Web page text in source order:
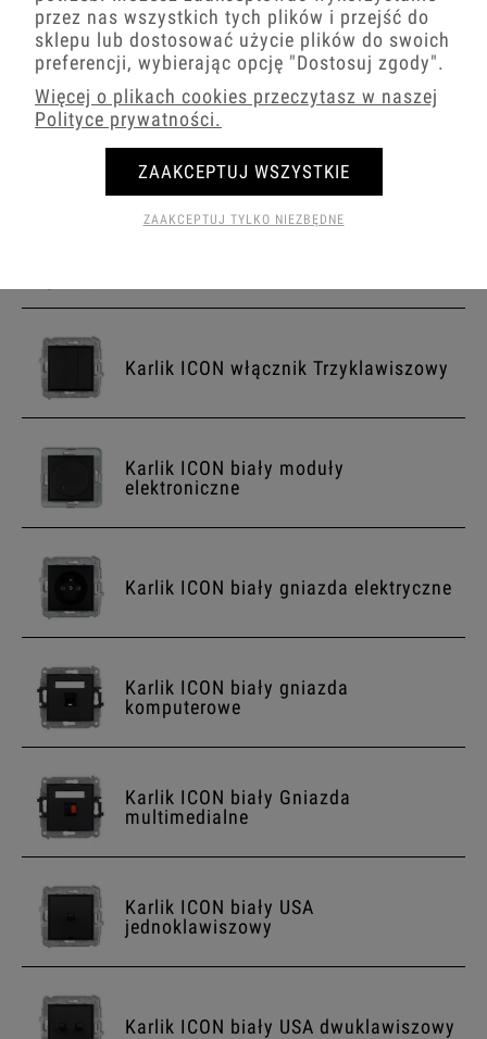
− +
Karlik ICON włącznik
Karlik ICON włącznik Trzyklawiszowy
Karlik ICON biały moduły
elektroniczne
Karlik ICON biały gniazda elektryczne
Karlik ICON biały gniazda
komputerowe
Karlik ICON biały Gniazda
multimedialne
Karlik ICON biały USA
jednoklawiszowy
Karlik ICON biały USA dwuklawiszowy
przez nas wszystkich tych plików i przejść do
sklepu lub dostosować użycie plików do swoich
preferencji, wybierając opcję "Dostosuj zgody".
Więcej o plikach cookies przeczytasz w naszej
Polityce prywatności.
ZAAKCEPTUJ TYLKO NIEZBĘDNE
ZAAKCEPTUJ WSZYSTKIE